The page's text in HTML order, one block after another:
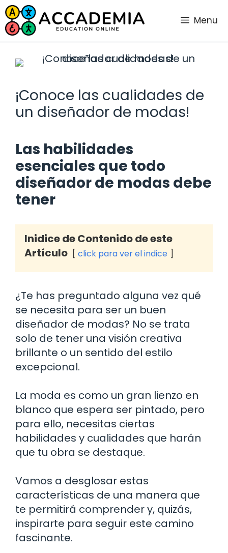
Saltar
al
contenido
Menu
¡Conoce las cualidades de
un diseñador de modas!
Las habilidades
esenciales que todo
diseñador de modas debe
tener
Inidice de Contenido de este
Artículo
click para ver el indice
¿Te has preguntado alguna vez qué
se necesita para ser un buen
diseñador de modas? No se trata
solo de tener una visión creativa
brillante o un sentido del estilo
excepcional.
La moda es como un gran lienzo en
blanco que espera ser pintado, pero
para ello, necesitas ciertas
habilidades y cualidades que harán
que tu obra se destaque.
Vamos a desglosar estas
características de una manera que
te permitirá comprender y, quizás,
inspirarte para seguir este camino
fascinante.